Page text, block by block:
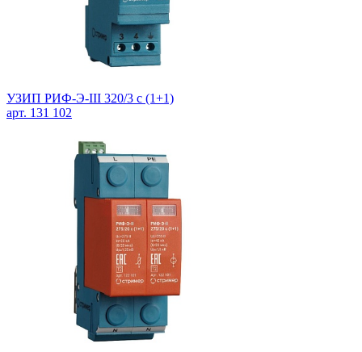
УЗИП РИФ-Э-III 320/3 с (1+1)
арт. 131 102